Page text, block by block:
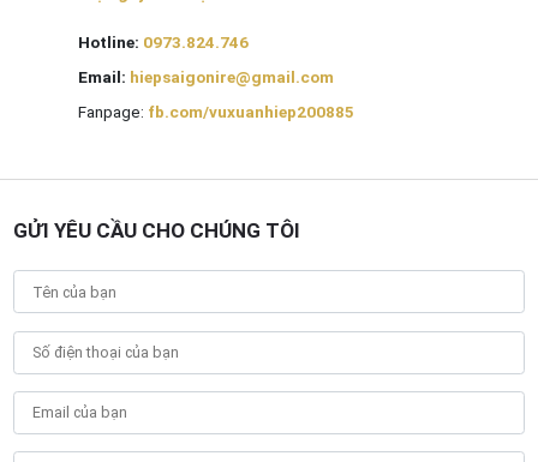
Hotline: 0973.824.746
Email: hiepsaigonire@gmail.com
Fanpage: fb.com/vuxuanhiep200885
GỬI YÊU CẦU CHO CHÚNG TÔI